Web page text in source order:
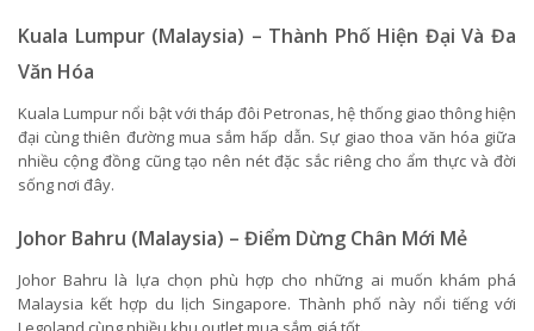
Kuala Lumpur (Malaysia) – Thành Phố Hiện Đại Và Đa
Văn Hóa
Kuala Lumpur nổi bật với tháp đôi Petronas, hệ thống giao thông hiện
đại cùng thiên đường mua sắm hấp dẫn. Sự giao thoa văn hóa giữa
nhiều cộng đồng cũng tạo nên nét đặc sắc riêng cho ẩm thực và đời
sống nơi đây.
Johor Bahru (Malaysia) – Điểm Dừng Chân Mới Mẻ
Johor Bahru là lựa chọn phù hợp cho những ai muốn khám phá
Malaysia kết hợp du lịch Singapore. Thành phố này nổi tiếng với